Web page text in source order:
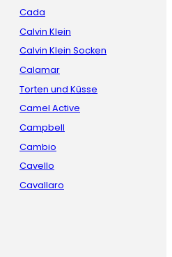
Cada
Calvin Klein
Calvin Klein Socken
Calamar
Torten und Küsse
Camel Active
Campbell
Cambio
Cavello
Cavallaro